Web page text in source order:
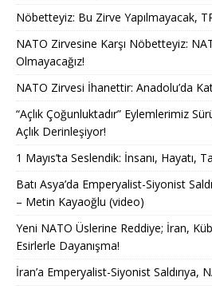
Nöbetteyiz: Bu Zirve Yapılmayacak,
NATO Zirvesine Karşı Nöbetteyiz:
Olmayacağız!
NATO Zirvesi İhanettir: Anadolu’da
“Açlık Çoğunluktadır” Eylemlerimiz
Açlık Derinleşiyor!
1 Mayıs’ta Seslendik: İnsanı, Hayatı,
Batı Asya’da Emperyalist-Siyonist
– Metin Kayaoğlu (video)
Yeni NATO Üslerine Reddiye; İran,
Esirlerle Dayanışma!
İran’a Emperyalist-Siyonist Saldırıya,